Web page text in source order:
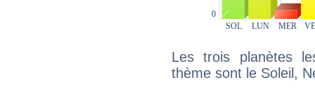
Les trois planètes
thème sont le Soleil,